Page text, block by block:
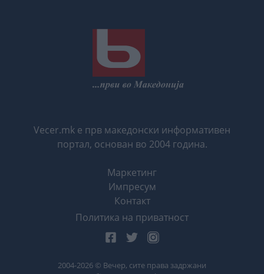
Vecer.mk е прв македонски информативен
портал, основан во 2004 година.
Маркетинг
Импресум
Контакт
Политика на приватност
2004-2026 © Вечер, сите права задржани